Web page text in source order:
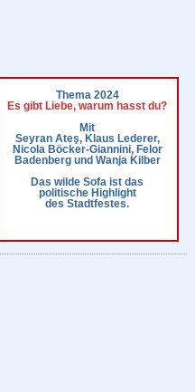
Thema 2024
Es gibt Liebe, warum hasst du?
Mit
Seyran Ateş, Klaus Lederer,
Nicola Böcker-Giannini, Felor
Badenberg und Wanja Kilber
Das wilde Sofa ist das
politische Highlight
des Stadtfestes.